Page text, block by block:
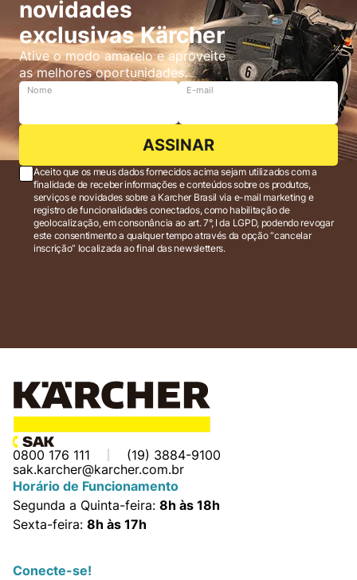
novidades
exclusivas Kärcher
Ative o modo amarelo e aproveite
as melhores oportunidades.
Nome E-mail
ASSINAR
Aceito que os meus dados fornecidos acima sejam utilizados com a
finalidade de receber informações e conteúdos sobre os produtos,
serviços e novidades sobre a Karcher Brasil via e-mail marketing e
registro de funcionalidades conectados, como habilitação de
geolocalização, em consonância ao art. 7°, I da LGPD, podendo revogar
este consentimento a qualquer tempo através da opção “cancelar
inscrição” localizada ao final das newsletters.
0800 176 111
(19) 3884-9100
sak.karcher@karcher.com.br
Horário de Funcionamento
Segunda a Quinta-feira: 8h às 18h
Sexta-feira: 8h às 17h
Conecte-se!